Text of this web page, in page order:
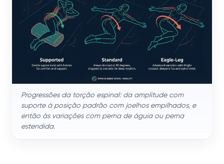
Progressões da torção espinal: da amplitude com
suporte à posição padrão com joelhos empilhados, e
então às variações com perna de águia ou perna
estendida.